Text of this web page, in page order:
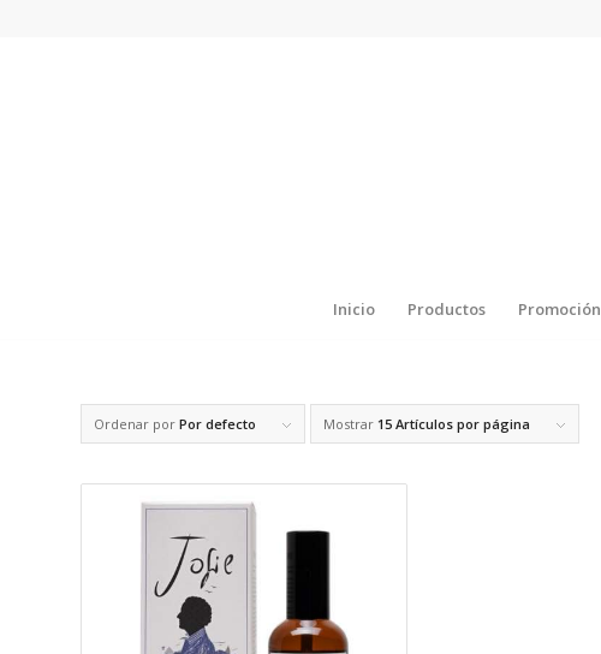
Inicio Productos Promoción
Ordenar por Por defecto Mostrar 15 Artículos por página